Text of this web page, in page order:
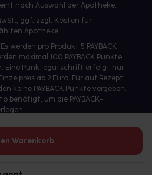
Warenkorb
nach Auswahl der Apotheke.
ggf. zzgl. Kosten für
Apotheke.
werden pro Produkt 5 PAYBACK
maximal 100 PAYBACK Punkte
Eine Punktegutschrift erfolgt nur
ab 2 Euro. Für auf Rezept
keine PAYBACK Punkte vergeben.
benötigt, um die PAYBACK-
gesund.de GmbH &